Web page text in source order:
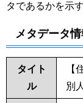
タであるかを示
メタデータ情
タイト
ル
【
別